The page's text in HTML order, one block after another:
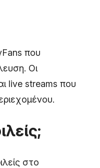
που
Οι
live streams που
στο